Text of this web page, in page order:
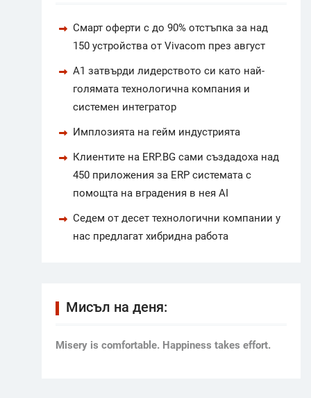
Смарт оферти с до 90% отстъпка за над
150 устройства от Vivacom през август
А1 затвърди лидерството си като най-
голямата технологична компания и
системен интегратор
Имплозията на гейм индустрията
Клиентите на ERP.BG сами създадоха над
450 приложения за ERP системата с
помощта на вградения в нея AI
Седем от десет технологични компании у
нас предлагат хибридна работа
Мисъл на деня:
Мisery is comfortable. Happiness takes effort.